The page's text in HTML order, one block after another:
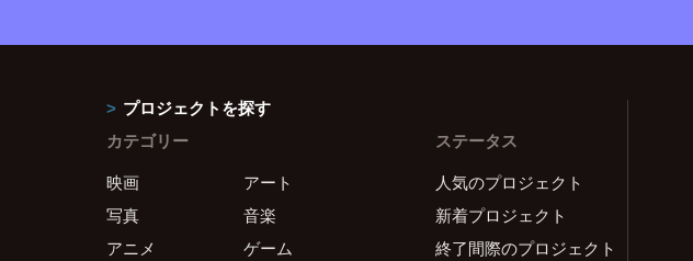
プロジェクトを探す
カテゴリー
映画
アート
写真
音楽
アニメ
ゲーム
ステータス
人気のプロジェクト
新着プロジェクト
終了間際のプロジェクト